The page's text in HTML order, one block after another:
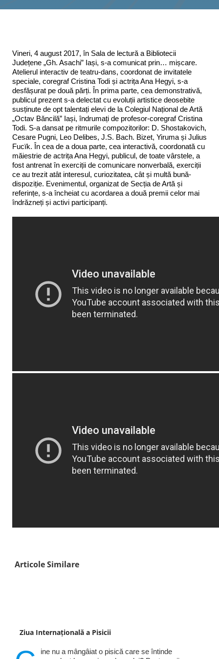
Vineri, 4 august 2017, în Sala de lectură a Bibliotecii
Județene „Gh. Asachi” Iași, s-a comunicat prin… mișcare.
Atelierul interactiv de teatru-dans, coordonat de invitatele
speciale, coregraf Cristina Todi și actrița Ana Hegyi, s-a
desfășurat pe două părți. În prima parte, cea demonstrativă,
publicul prezent s-a delectat cu evoluții artistice deosebite
susținute de opt talentați elevi de la Colegiul Național de Artă
„Octav Băncilă” Iași, îndrumați de profesor-coregraf Cristina
Todi. S-a dansat pe ritmurile compozitorilor: D. Shostakovich,
Cesare Pugni, Leo Delibes, J.S. Bach. Bizet, Yiruma și Julius
Fucïk. În cea de a doua parte, cea interactivă, coordonată cu
măiestrie de actrița Ana Hegyi, publicul, de toate vârstele, a
fost antrenat în exerciții de comunicare nonverbală, exerciții
ce au trezit atât interesul, curiozitatea, cât și multă bună-
dispoziție. Evenimentul, organizat de Secția de Artă și
referințe, s-a încheiat cu acordarea a două premii celor mai
îndrăzneți și activi participanți.
Articole Similare
Ziua Internațională a Pisicii
ine nu a mângâiat o pisică care se întinde